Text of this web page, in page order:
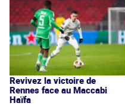
Revivez la victoire de
Rennes face au Maccabi
Haïfa